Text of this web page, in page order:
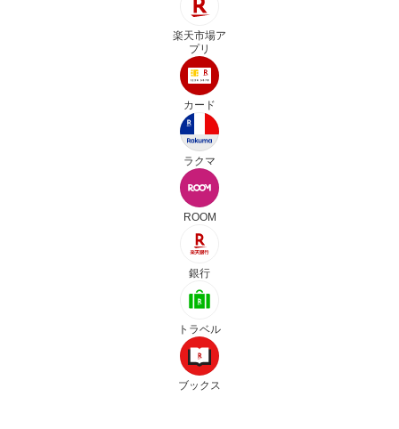
楽天市場ア
プリ
カード
ラクマ
ROOM
銀行
トラベル
ブックス